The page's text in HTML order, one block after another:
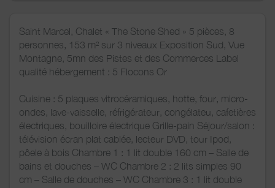
Saint Marcel, Chalet « The Stone Shed » 5 pièces, 8
personnes, 153 m² sur 3 niveaux Exposition Sud, Vue
Montagne, 5mn des Pistes et des Commerces Label
qualité hébergement : 5 Flocons Or
Cuisine : 5 plaques vitrocéramiques, hotte, four, micro-
ondes, lave-vaisselle, réfrigérateur, congélateu, cafetières
électriques, bouilloire électrique Grille-pain Séjour/salon :
télévision écran plat cablée, lecteur DVD, tour Ipod,
pôele à bois Chambre 1 : 1 lit double 160 cm – Salle de
bains et douches – WC Chambre 2 : 2 lits simples 90
cm – Salle de douches – WC Chambre 3 : 1 lit double